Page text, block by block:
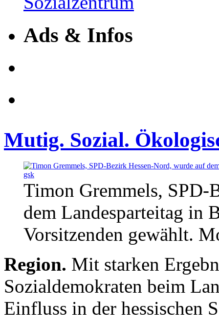
Ads & Infos
Mutig. Sozial.
Timon Gremmels, SPD-
dem Landesparteitag in
Vorsitzenden gewählt.
Region. Mit starken
Sozialdemokraten beim
Einfluss in der hessischen